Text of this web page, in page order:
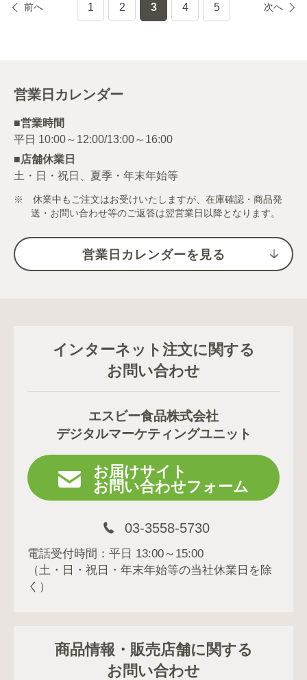
前へ 1 2 3 4 5 次へ
営業日カレンダー
■営業時間
■店舗休業日
土・日・祝日、夏季・年末年始等
※ 休業中もご注文はお受けいたしますが、在庫確認・商品発
送・お問い合わせ等のご返答は翌営業日以降となります。
営業日カレンダーを見る
インターネット注文に関する
お問い合わせ
エスビー食品株式会社
デジタルマーケティングユニット
お届けサイト
お問い合わせフォーム
03-3558-5730
電話受付時間：平日 13:00～15:00
（土・日・祝日・年末年始等の当社休業日を除
く）
商品情報・販売店舗に関する
お問い合わせ